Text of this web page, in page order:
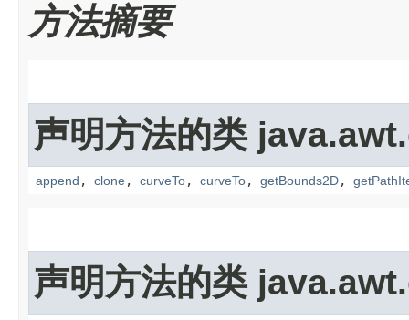
方法摘要
声明方法的类
append , clone , curveTo, curveTo, getBounds2D,
声明方法的类